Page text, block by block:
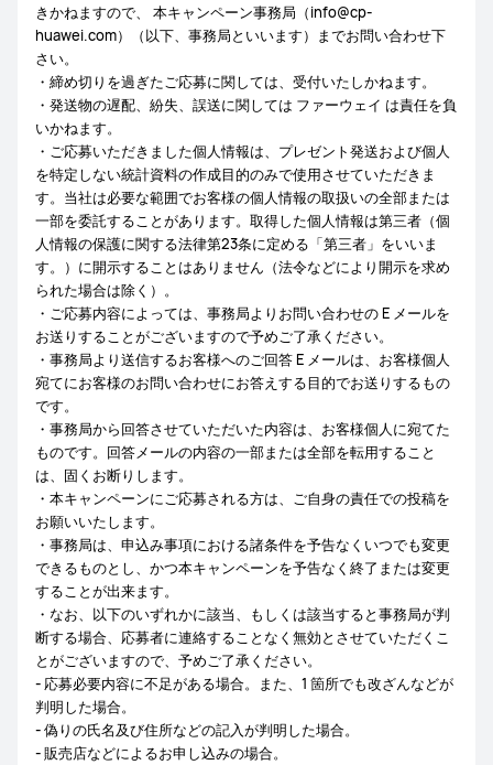
きかねますので、 本キャンペーン事務局（info@cp-
huawei.com）（以下、事務局といいます）までお問い合わせ下
さい。
・締め切りを過ぎたご応募に関しては、受付いたしかねます。
・発送物の遅配、紛失、誤送に関しては ファーウェイ は責任を負
いかねます。
・ご応募いただきました個人情報は、プレゼント発送および個人
を特定しない統計資料の作成目的のみで使用させていただきま
す。当社は必要な範囲でお客様の個人情報の取扱いの全部または
一部を委託することがあります。取得した個人情報は第三者（個
人情報の保護に関する法律第23条に定める「第三者」をいいま
す。）に開示することはありません（法令などにより開示を求め
られた場合は除く）。
・ご応募内容によっては、事務局よりお問い合わせの E メールを
お送りすることがございますので予めご了承ください。
・事務局より送信するお客様へのご回答 E メールは、お客様個人
宛てにお客様のお問い合わせにお答えする目的でお送りするもの
です。
・事務局から回答させていただいた内容は、お客様個人に宛てた
ものです。回答メールの内容の一部または全部を転用すること
は、固くお断りします。
・本キャンペーンにご応募される方は、ご自身の責任での投稿を
お願いいたします。
・事務局は、申込み事項における諸条件を予告なくいつでも変更
できるものとし、かつ本キャンペーンを予告なく終了または変更
することが出来ます。
・なお、以下のいずれかに該当、もしくは該当すると事務局が判
断する場合、応募者に連絡することなく無効とさせていただくこ
とがございますので、予めご了承ください。
- 応募必要内容に不足がある場合。また、1 箇所でも改ざんなどが
判明した場合。
- 偽りの氏名及び住所などの記入が判明した場合。
- 販売店などによるお申し込みの場合。